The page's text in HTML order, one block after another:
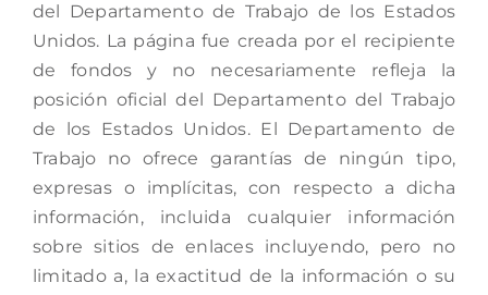
del Departamento de Trabajo de los Estados
Unidos. La página fue creada por el recipiente
de fondos y no necesariamente refleja la
posición oficial del Departamento del Trabajo
de los Estados Unidos. El Departamento de
Trabajo no ofrece garantías de ningún tipo,
expresas o implícitas, con respecto a dicha
información, incluida cualquier información
sobre sitios de enlaces incluyendo, pero no
limitado a, la exactitud de la información o su